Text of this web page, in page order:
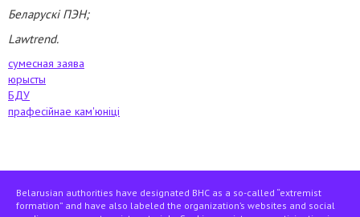
Беларускі ПЭН;
Lawtrend.
сумесная заява
юрысты
БДУ
прафесійнае кам'юніці
Belarusian authorities have designated BHC as a so-called “extremist
formation” and have also labeled the organization’s websites and social